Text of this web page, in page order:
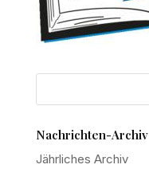
Nachrichten-Archiv
Jährliches Archiv